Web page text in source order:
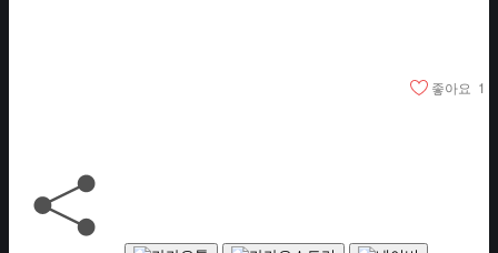
좋아요 1